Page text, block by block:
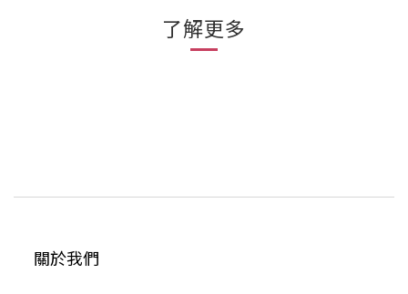
了解更多
關於我們